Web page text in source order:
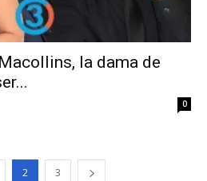
la dama de
0
2 3